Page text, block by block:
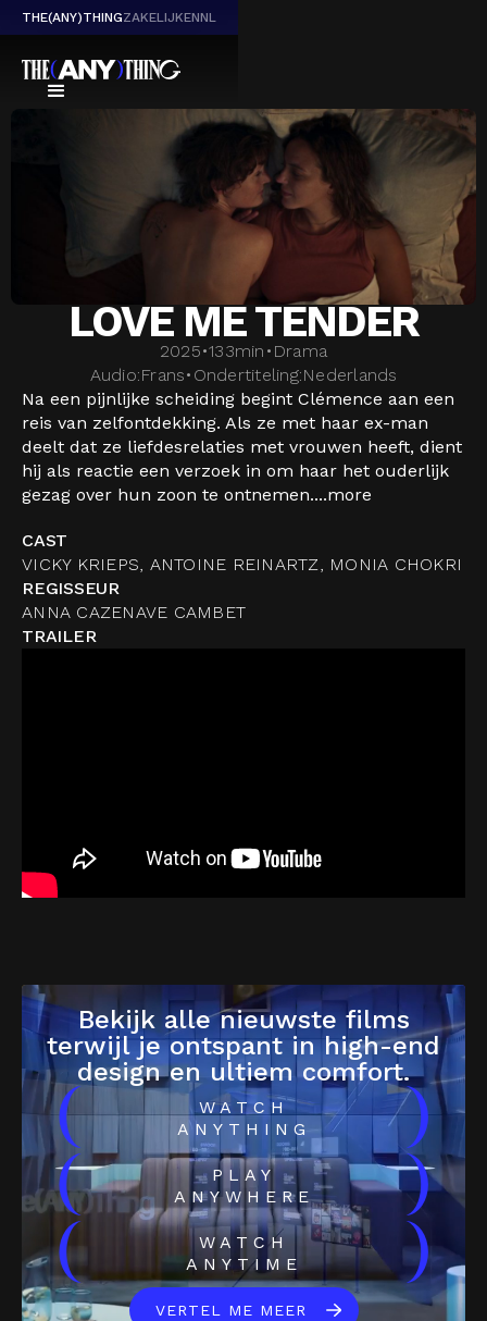
THE(ANY)THINGZAKELIJKENNL
LOVE ME TENDER
2025•133min • Drama
Audio:Frans• Ondertiteling:Nederlands
Na een pijnlijke scheiding begint Clémence aan een
reis van zelfontdekking. Als ze met haar ex-man
deelt dat ze liefdesrelaties met vrouwen heeft, dient
hij als reactie een verzoek in om haar het ouderlijk
gezag over hun zoon te ontnemen....more
CAST
VICKY KRIEPS, ANTOINE REINARTZ, MONIA CHOKRI
REGISSEUR
ANNA CAZENAVE CAMBET
TRAILER
Bekijk alle nieuwste films
terwijl je ontspant in high-end
design en ultiem comfort.
(
WATCH
ANYTHING
)
(
PLAY
ANYWHERE
)
(
WATCH
ANYTIME
)
VERTEL ME MEER